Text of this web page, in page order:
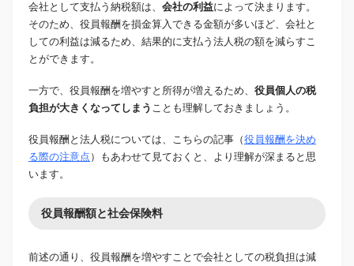
会社として支払う納税額は、 会社の利益によって決まります。
そのため、役員報酬を損金算入できる金額が多いほど、会社と
しての利益は減るため、結果的に支払う法人税の額を減らすこ
とができます。
一方で、役員報酬を増やすと所得が増えるため、 役員個人の税
負担が大きくなってしまう ことも理解しておきましょう。
役員報酬と法人税については、こちらの記事（役員報酬を決め
る際の注意点 ）もあわせて見ておくと、より理解が深まると思
います。
役員報酬額と社会保険料
前述の通り、役員報酬を増やすことで会社としての税負担は減